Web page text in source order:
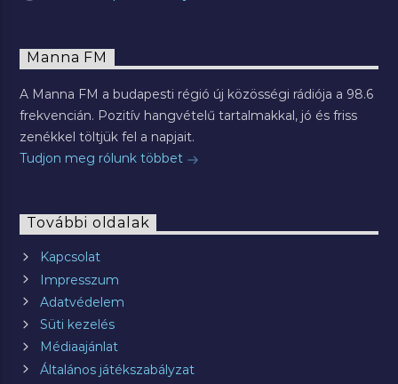
Manna FM
A Manna FM a budapesti régió új közösségi rádiója a 98.6
frekvencián. Pozitív hangvételű tartalmakkal, jó és friss
zenékkel töltjük fel a napjait.
Tudjon meg rólunk többet
További oldalak
Kapcsolat
Impresszum
Adatvédelem
Süti kezelés
Médiaajánlat
Általános játékszabályzat